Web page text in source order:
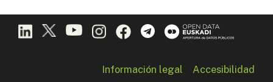
Información legal Accesibilidad